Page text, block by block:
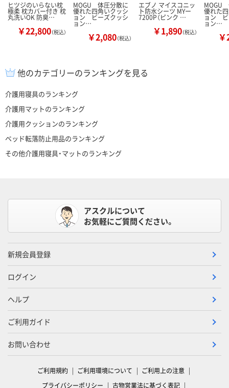
ヒツジのいらない枕
極柔 枕カバー付き 枕
丸洗いOK 防臭…
￥22,800（税込）
MOGU 体圧分散に
優れた四角いクッシ
ョン ビーズクッシ
ョン…
￥2,080（税込）
エブノ マイスコニッ
ト防水シーツ MYー
7200P（ピンク …
￥1,890（税込）
MOGU
優れた
ョン ビ
ョン…
他のカテゴリーのランキングを見る
介護用寝具のランキング
介護用マットのランキング
介護用クッションのランキング
ベッド転落防止用品のランキング
その他介護用寝具・マットのランキング
アスクルについて
お気軽にご質問ください。
新規会員登録
ログイン
ヘルプ
ご利用ガイド
お問い合わせ
ご利用規約 ご利用環境について
ご利用上の注意
プライバシーポリシー
古物営業法に基づく表記